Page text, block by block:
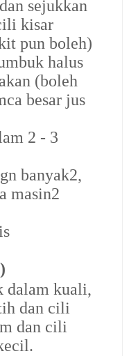
sejukkan
kisar
pun boleh)
halus
(boleh
besar jus
2 - 3
banyak2,
masin2
dalam kuali,
dan cili
dan cili